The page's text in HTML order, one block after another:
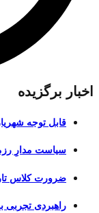
اخبار برگزیده
قابل توجه
سیاست مدارِ
ضرورت کلاس
راهبردی تجربی